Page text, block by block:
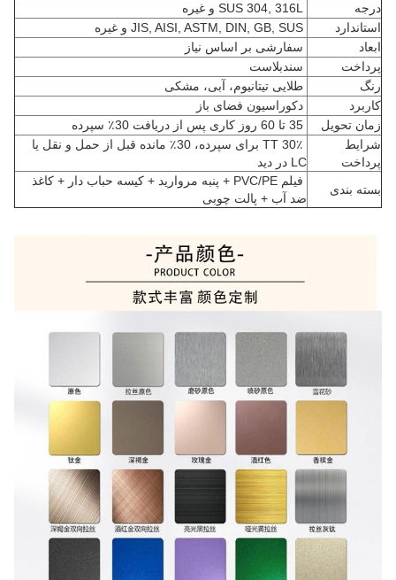
درجه
استاندارد
ابعاد
سفارشی بر اساس نیاز
پرداخت
سندبلاست
رنگ
طلایی تیتانیوم، آبی، مشکی
کاربرد
دکوراسیون فضای باز
زمان تحویل
شرایط
پرداخت
30٪ TT برای سپرده، 30٪ مانده قبل از حمل و نقل یا
LC در دید
بسته بندی
فیلم PVC/PE + پنبه مروارید + کیسه حباب دار + کاغذ
ضد آب + پالت چوبی